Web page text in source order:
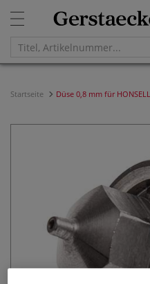
Startseite Düse 0,8 mm für